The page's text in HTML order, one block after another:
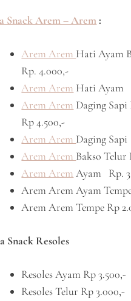
Snack Arem – Arem :
Arem Arem Hati Ayam
Rp. 4.000,-
Arem Arem Hati Ayam
Arem Arem Daging Sapi
Rp 4.500,-
Arem Arem Daging
Arem Arem Bakso Telur
Arem Arem Ayam Rp.
Arem Arem Ayam
Arem Arem Tempe Rp
Snack Resoles
Resoles Ayam Rp 3.500,-
Resoles Telur Rp 3.000,-